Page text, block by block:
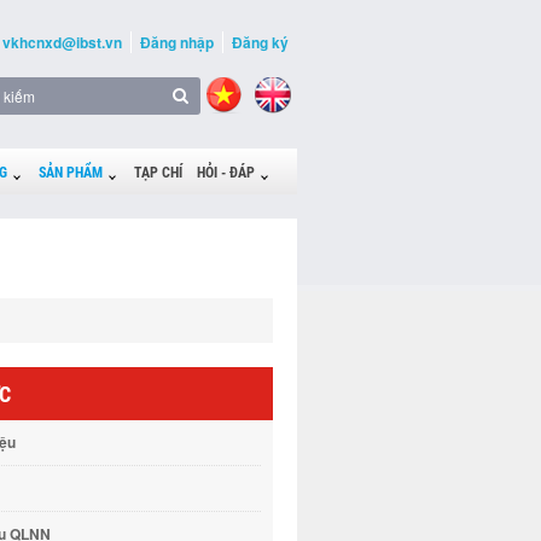
vkhcnxd@ibst.vn Đăng nhập Đăng ký
SẢN PHẨM TẠP CHÍ HỎI - ĐÁP
QLNN